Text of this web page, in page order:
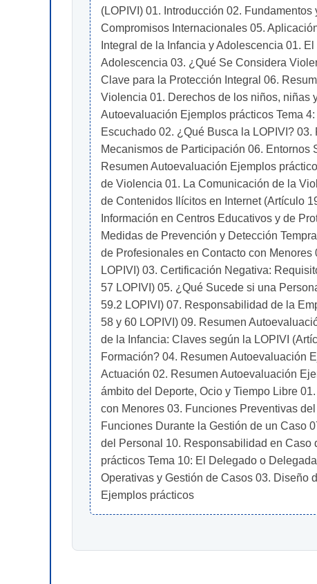
(LOPIVI) 01. Introducción 02.
Compromisos Internacionales 05.
Integral de la Infancia y Adolescencia 01.
Adolescencia 03. ¿Qué Se Considera
Clave para la Protección Integral 06.
Violencia 01. Derechos de los niños, niñas
Autoevaluación Ejemplos prácticos Tema
Escuchado 02. ¿Qué Busca la LOPIVI?
Mecanismos de Participación 06.
Resumen Autoevaluación Ejemplos
de Violencia 01. La Comunicación de la
de Contenidos Ilícitos en Internet (Artículo
Información en Centros Educativos y de
Medidas de Prevención y Detección
de Profesionales en Contacto con
LOPIVI) 03. Certificación Negativa:
57 LOPIVI) 05. ¿Qué Sucede si una
59.2 LOPIVI) 07. Responsabilidad de la
58 y 60 LOPIVI) 09. Resumen
de la Infancia: Claves según la LOPIVI
Formación? 04. Resumen Autoevaluación
Actuación 02. Resumen Autoevaluación
ámbito del Deporte, Ocio y Tiempo Libre
con Menores 03. Funciones Preventivas
Funciones Durante la Gestión de un Caso
del Personal 10. Responsabilidad en Caso
prácticos Tema 10: El Delegado o
Operativas y Gestión de Casos 03. Diseño
Ejemplos prácticos